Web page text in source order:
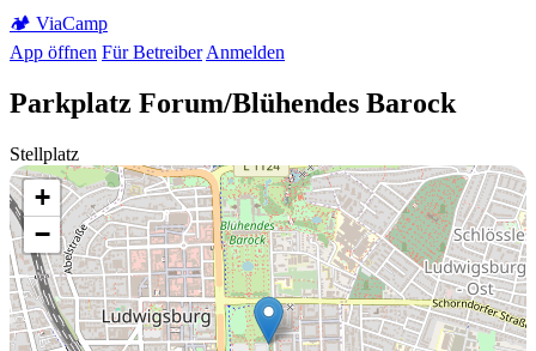
🏕️ ViaCamp
App öffnen Für Betreiber Anmelden
Parkplatz Forum/Blühendes Barock
Stellplatz
+
−